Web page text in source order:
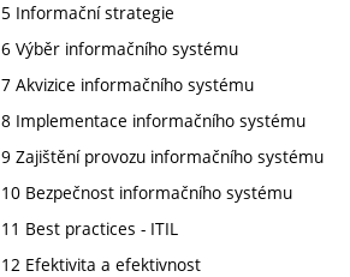
5 Informační strategie
6 Výběr informačního systému
7 Akvizice informačního systému
8 Implementace informačního systému
9 Zajištění provozu informačního systému
10 Bezpečnost informačního systému
11 Best practices - ITIL
12 Efektivita a efektivnost